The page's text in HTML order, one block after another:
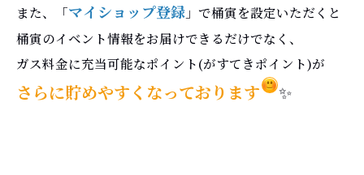
また、「マイショップ登録 」で桶寅を設定いただくと
桶寅のイベント情報をお届けできるだけでなく、
ガス料金に充当可能なポイント(がすてきポイント)が
さらに貯めやすくなっております ✨